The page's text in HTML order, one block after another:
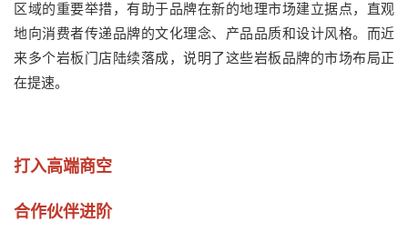
区域的重要举措，有助于品牌在新的地理市场建立据点，直观
地向消费者传递品牌的文化理念、产品品质和设计风格。而近
来多个岩板门店陆续落成，说明了这些岩板品牌的市场布局正
在提速。
打入高端商空
合作伙伴进阶